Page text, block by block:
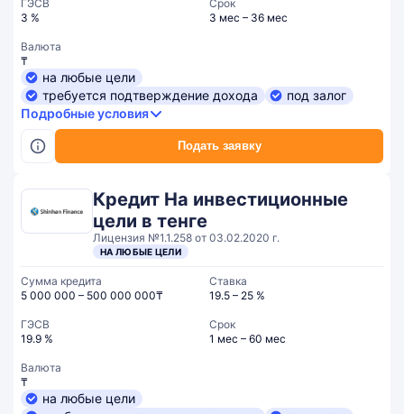
Подать заявку
ГЭСВ
3 %
Срок
3 мес – 36 мес
Валюта
₸
на любые цели
требуется подтверждение дохода
под залог
Подробные условия
Кредит На инвестиционные
цели в тенге
Лицензия №1.1.258 от 03.02.2020 г.
НА ЛЮБЫЕ ЦЕЛИ
Сумма кредита
5 000 000 – 500 000 000₸
Ставка
19.5 – 25 %
ГЭСВ
19.9 %
Срок
1 мес – 60 мес
Валюта
₸
на любые цели